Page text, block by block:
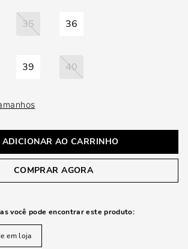
35 36
39 40
ADICIONAR AO CARRINHO
COMPRAR AGORA
você pode encontrar este produto:
em loja